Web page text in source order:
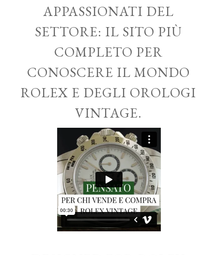
APPASSIONATI DEL
SETTORE: IL SITO PIÙ
COMPLETO PER
CONOSCERE IL MONDO
ROLEX E DEGLI OROLOGI
VINTAGE.